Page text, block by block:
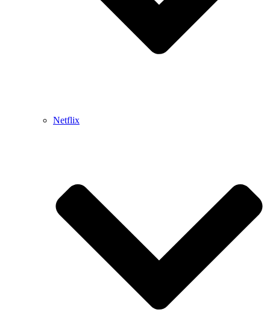
Netflix